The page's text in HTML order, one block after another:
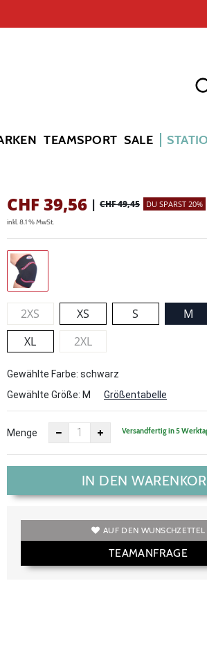
TEAMSPORT SALE
CHF 39,56 | CHF 49,45 DU SPARST 20%
inkl. 8.1 % MwSt.
2XS XS S M
XL
2XL
Gewählte Farbe: schwarz
Gewählte Größe: M Größentabelle
Menge Versandfertig in 5
IN DEN
AUF DEN WUNSCHZETTEL
TEAMANFRAGE